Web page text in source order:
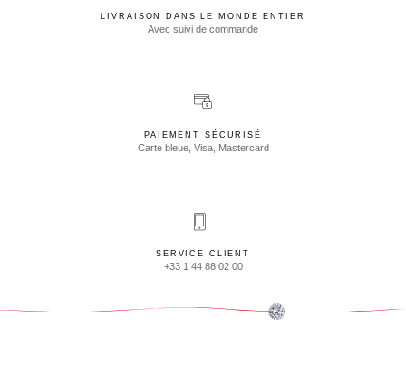
LIVRAISON DANS LE MONDE ENTIER
Avec suivi de commande
PAIEMENT SÉCURISÉ
Carte bleue, Visa, Mastercard
SERVICE CLIENT
+33 1 44 88 02 00